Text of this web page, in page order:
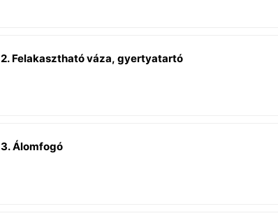
2. Felakasztható váza, gyertyatartó
3. Álomfogó